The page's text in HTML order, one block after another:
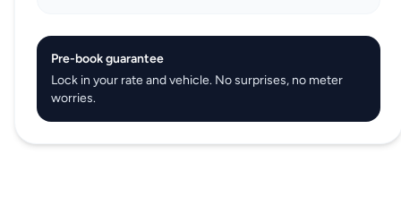
Pre-book guarantee
Lock in your rate and vehicle. No surprises, no meter
worries.